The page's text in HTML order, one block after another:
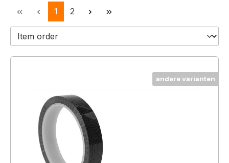
Pagina
1 Pagina
2
andere varianten